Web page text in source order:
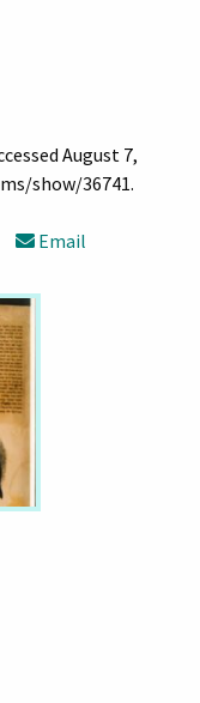
August 7,
show/36741.
Email